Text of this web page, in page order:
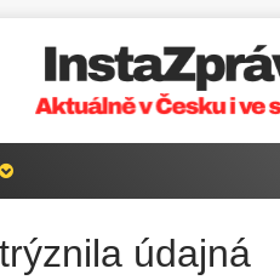
údajná